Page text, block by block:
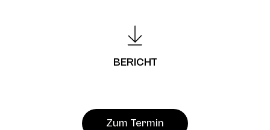
BERICHT
Zum Termin